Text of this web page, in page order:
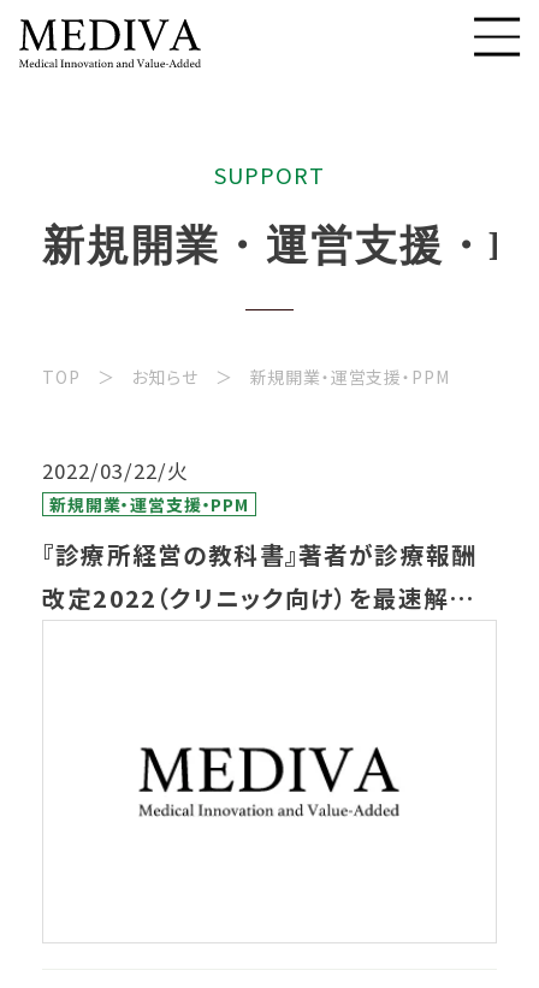
SUPPORT
新規 開業 ・ 運営支援 ・P
TOP お知らせ 新規開業・運営支援・PPM
2022/03/22/火
新規開業・運営支援・PPM
『診療所経営の教科書』著者が診療報酬
改定2022（クリニック向け）を最速解説